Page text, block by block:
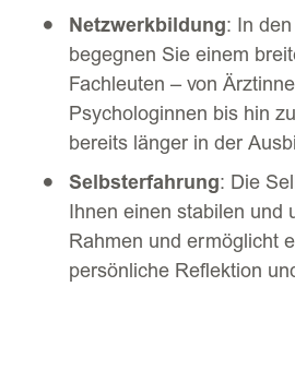
Netzwerkbildung : In
begegnen Sie einem
Fachleuten – von
Psychologinnen bis hin
bereits länger in der
Selbsterfahrung : Die
Ihnen einen stabilen und
Rahmen und ermöglicht
persönliche Reflektion